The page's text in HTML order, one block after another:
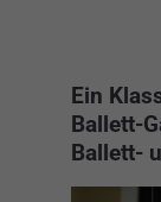
Ein
Ballett-
Ballett-